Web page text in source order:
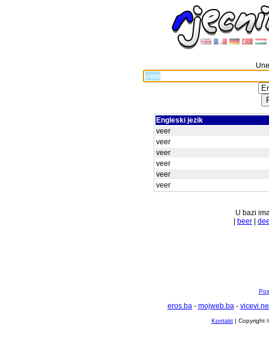
Engleski jezik
veer
veer
veer
veer
veer
veer
U bazi
beer
eros.ba- mojweb.ba-
Kontakt | Copyright